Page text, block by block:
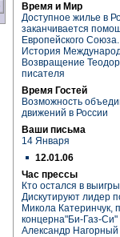
Время и Мир
Доступное жилье в
заканчивается
Европейского
История
Возвращение
писателя
Время Гостей
Возможность
движений в России
Ваши письма
14 Января
12.01.06
Час прессы
Кто остался в
Дискутируют лидер
Микола Катеринчук,
концерна"Би-Газ-
Александр Нагорный